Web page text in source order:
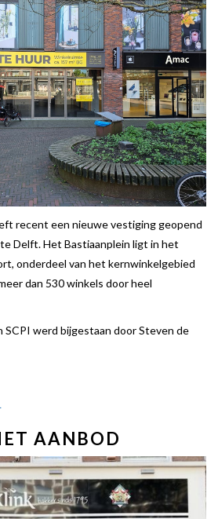
recent een nieuwe vestiging geopend
Delft. Het Bastiaanplein ligt in het
onderdeel van het kernwinkelgebied
dan 530 winkels door heel
SCPI werd bijgestaan door Steven de
AANBOD